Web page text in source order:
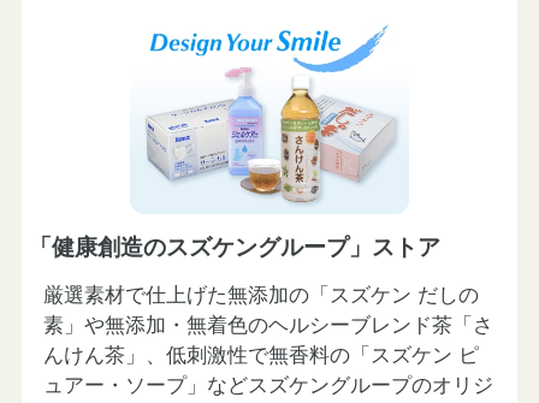
「健康創造のスズケングループ」ストア
厳選素材で仕上げた無添加の「スズケン だしの
素」や無添加・無着色のヘルシーブレンド茶「さ
んけん茶」、低刺激性で無香料の「スズケン ピ
ュアー・ソープ」などスズケングループのオリジ